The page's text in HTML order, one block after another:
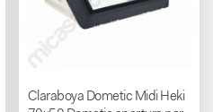
Claraboya Dometic Midi Heki